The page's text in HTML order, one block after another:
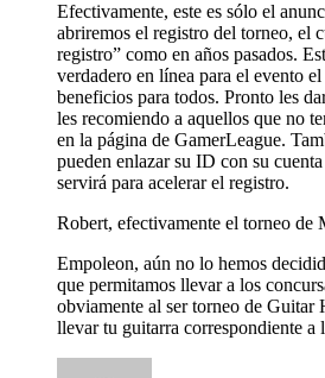
Efectivamente, este es sólo el
abriremos el registro del torneo, el
registro” como en años pasados.
verdadero en línea para el evento
beneficios para todos. Pronto les
les recomiendo a aquellos que no
en la página de GamerLeague.
pueden enlazar su ID con su
servirá para acelerar el registro.
Robert, efectivamente el torneo
Empoleon, aún no lo hemos
que permitamos llevar a los
obviamente al ser torneo de Guitar
llevar tu guitarra correspondiente a